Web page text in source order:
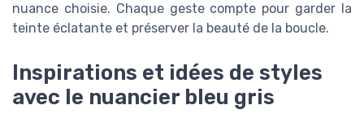
nuance choisie. Chaque geste compte pour garder la
teinte éclatante et préserver la beauté de la boucle.
Inspirations et idées de styles
avec le nuancier bleu gris